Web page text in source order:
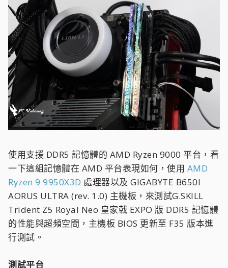
使用支援 DDR5 記憶體的 AMD Ryzen 9000 平台，看
一下這組記憶體在 AMD 平台表現如何，使用 AMD
Ryzen 9 9950X3D 處理器以及 GIGABYTE B650I
AORUS ULTRA (rev. 1.0) 主機板，來測試G.SKILL
Trident Z5 Royal Neo 皇家戟 EXPO 版 DDR5 記憶體
的性能與超頻空間，主機板 BIOS 更新至 F35 版本進
行測試。
測試平台